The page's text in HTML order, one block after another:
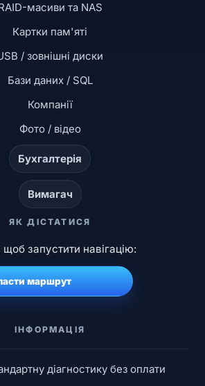
масиви та NAS
Картки пам'яті
/ зовнішні диски
Бази даних / SQL
Компанії
Фото / відео
Бухгалтерія
Вимагач
ЯК ДІСТАТИСЯ
запустити навігацію:
маршрут
ІНФОРМАЦІЯ
діагностику без оплати